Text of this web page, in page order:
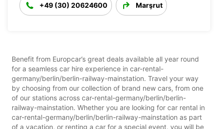
+49 (30) 20624600 Marşrut
Benefit from Europcar’s great deals available all year round
for a seamless car hire experience in car-rental-
germany/berlin/berlin-railway-mainstation. Travel your way
by choosing from our collection of brand new cars, from one
of our stations across car-rental-germany/berlin/berlin-
railway-mainstation. Whether you are looking for car rental in
car-rental-germany/berlin/berlin-railway-mainstation as part
of a vacation, or renting a car for a special event, you will be